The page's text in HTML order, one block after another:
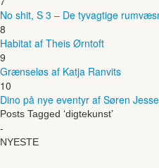
No shit, S 3 – De tyvagtige
8
Habitat af Theis Ørntoft
9
Grænseløs af Katja Ranvits
10
Dino på nye eventyr af Søren
Posts Tagged ‘digtekunst’
-
NYESTE